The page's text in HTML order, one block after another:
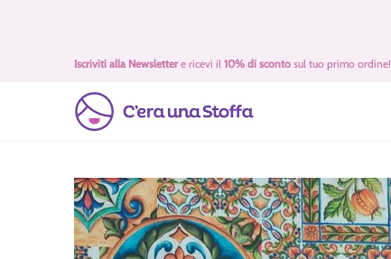
Idee Regalo 🎁 Tessuti
Iscriviti alla Newslettere ricevi il 10% di sconto sul tuo primo ordine!
Passa al contenuto principale